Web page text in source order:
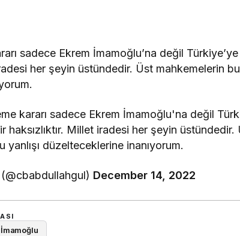
sadece Ekrem İmamoğlu’na değil
her şeyin üstündedir. Üst mahkemelerin bu
kararı sadece Ekrem İmamoğlu'na değil
haksızlıktır. Millet iradesi her şeyin üstündedir.
yanlışı düzelteceklerine inanıyorum.
December 14, 2022